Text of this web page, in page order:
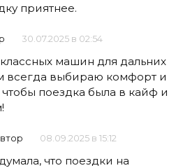
приятнее.
30.07.2025 в 02:54
классных машин для дальних
всегда выбираю комфорт и
поездка была в кайф и
08.09.2025 в 15:12
что поездки на